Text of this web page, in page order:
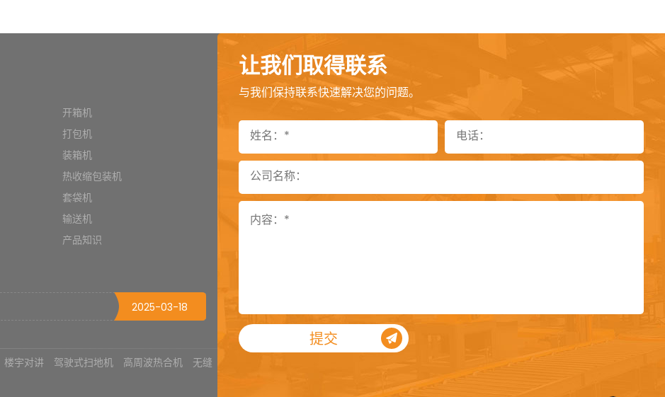
开箱机
打包机
装箱机
热收缩包装机
套袋机
输送机
产品知识
2025-03-18
2025-03-04
让我们取得联系
与我们保持联系快速解决您的问题。
提交
楼宇对讲 驾驶式扫地机 高周波热合机
无缝